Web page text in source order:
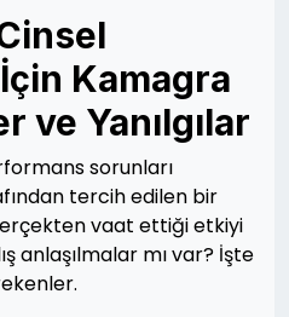
Kamagra
ve Yanılgılar
sorunları
tercih edilen bir
vaat ettiği etkiyi
anlaşılmalar mı var? İşte